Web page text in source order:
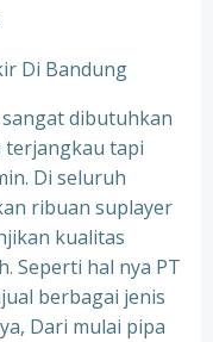
Di Bandung
dibutuhkan
terjangkau tapi
Di seluruh
ribuan suplayer
kualitas
Seperti hal nya PT
berbagai jenis
Dari mulai pipa